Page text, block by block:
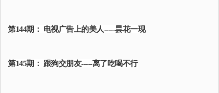
第144期： 电视广告上的美人-----昙花一现
第145期： 跟狗交朋友-----离了吃喝不行